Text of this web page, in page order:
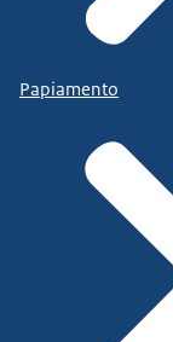
Papiamento